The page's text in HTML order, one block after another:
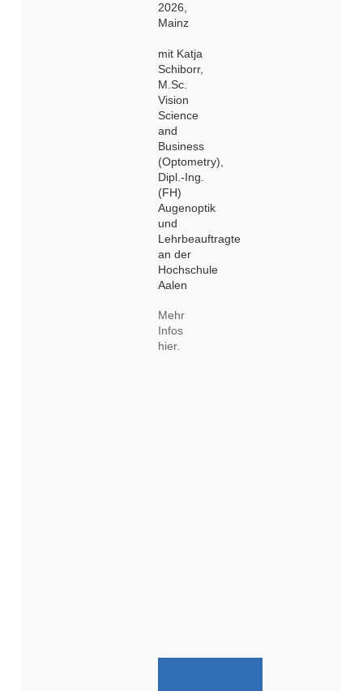
2026,
Mainz
mit Katja
Schiborr,
M.Sc.
Vision
Science
and
Business
(Optometry),
Dipl.-Ing.
(FH)
Augenoptik
und
Lehrbeauftragte
an der
Hochschule
Aalen
Mehr
Infos
hier.